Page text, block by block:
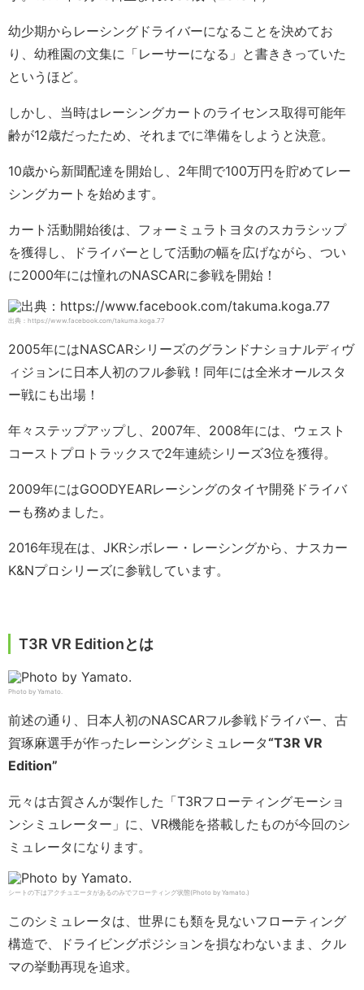
幼少期からレーシングドライバーになることを決めてお
り、幼稚園の文集に「レーサーになる」と書ききっていた
というほど。
しかし、当時はレーシングカートのライセンス取得可能年
齢が12歳だったため、それまでに準備をしようと決意。
10歳から新聞配達を開始し、2年間で100万円を貯めてレー
シングカートを始めます。
カート活動開始後は、フォーミュラトヨタのスカラシップ
を獲得し、ドライバーとして活動の幅を広げながら、つい
に2000年には憧れのNASCARに参戦を開始！
出典：https://www.facebook.com/takuma.koga.77
2005年にはNASCARシリーズのグランドナショナルディヴ
ィジョンに日本人初のフル参戦！同年には全米オールスタ
ー戦にも出場！
年々ステップアップし、2007年、2008年には、ウェスト
コーストプロトラックスで2年連続シリーズ3位を獲得。
2009年にはGOODYEARレーシングのタイヤ開発ドライバ
ーも務めました。
2016年現在は、JKRシボレー・レーシングから、ナスカー
K&Nプロシリーズに参戦しています。
T3R VR Editionとは
Photo by Yamato.
前述の通り、日本人初のNASCARフル参戦ドライバー、古
賀琢麻選手が作ったレーシングシミュレータ“T3R VR
Edition”
元々は古賀さんが製作した「T3Rフローティングモーショ
ンシミュレーター」に、VR機能を搭載したものが今回のシ
ミュレータになります。
シートの下はアクチュエータがあるのみでフローティング状態(Photo by Yamato.)
このシミュレータは、世界にも類を見ないフローティング
構造で、ドライビングポジションを損なわないまま、クル
マの挙動再現を追求。